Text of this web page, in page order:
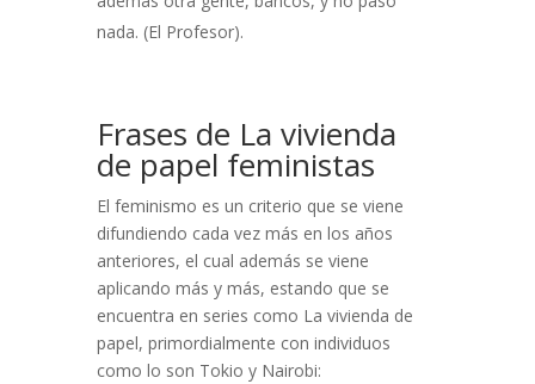
nada. (El Profesor).
Frases de La vivienda
de papel feministas
El feminismo es un criterio que se viene
difundiendo cada vez más en los años
anteriores, el cual además se viene
aplicando más y más, estando que se
encuentra en series como La vivienda de
papel, primordialmente con individuos
como lo son Tokio y Nairobi: